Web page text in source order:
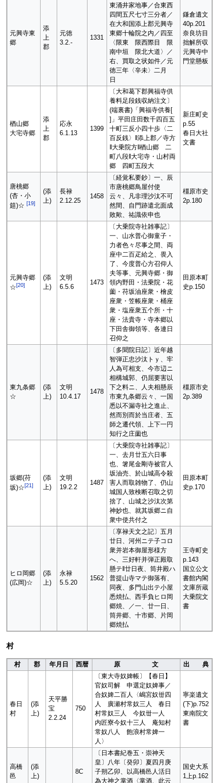
元興寺東
郷
添
上
郡
元徳
3.2.-
1331
東涌井家地事／合東西
四間五尺七寸三分者／
在大和国添上郡元興寺
東郷十輪院之内／四至
〈限東 限西際目 限
南中垣 限北大道〉／
右、買取之状如件／元
徳三年〈辛未〉二月
日
鎌倉遺文
40p.201
奈良坊目
拙解所収
元興寺中
門堂懸板
楢山郷
大宅寺郷
添
上
郡
応永
6.1.13
1399
〔大和葛下郡興福寺供
養料足段銭収納注文〕
(端裏書)「興福寺供養[
]」平田庄田数千四百五
十町三反小四十歩〈二
百反銭〉‖添上郡／寺方
‖大乗院方‖楢山郷 二
町八段‖大宅寺・山村両
郷 四町五段大
新庄町史
p.55
春日大社
文書
唐桃郷
(杏・小
筵)☆ [19]
(添
上)
長禄
2.12.25
1458
〔経覚私要鈔〕一、辰
市唐桃郷鳥屋付使
云々、凡非理沙汰不可
然間、自門跡遣北面成
敗歟、祐識依申也
橿原市史
2p.180
元興寺郷
☆[20]
(添
上)
文明
6.5.6
1473
〔大乗院寺社雑事記〕
一、山水普心御童子・
力者色々尽事之間、両
座中二百疋給之、畏入
了、今度普心方召仰人
夫等事、元興寺郷・御
領内野田・法乗院・花
薗・苻坂油座衆・檜皮
座衆・笠帳座衆・桶座
衆・塩座衆五个所・十
座・法貴寺・寺本郷以
下田舎御領等、各連日
召仰之
田原本町
史p.150
東九条郷
☆
(添
上)
文明
10.4.17
1478
〔多聞院日記〕近年越
智弾正忠沙汰トｙ、牢
人為可相支、今市辺ニ
相構城郭、仍屈要害以
下之料ニ、人夫相懸辰
市東九条郷云々、一国
悉以不漏寺社之進止、
然而別而於当庄者、五
師之遷代領、上下一円
知行之庄薗也
橿原市史
2p.389
坂郷(苻
坂)☆[21]
(添
上)
文明
19.2.2
1487
〔大乗院寺社雑事記〕
一、去月廿五六日事
也、箸尾金剛寺被官人
坂油売、於山城高令殺
害人而取雑物了、仍山
城国人致検断召取之切
捨了、山城之沙汰次第
神妙也、就其坂郷ニ自
衆中使共付之
田原本町
史p.170
ヒロ岡郷
(広岡)☆
(添
上)
永禄
5.5.20
1562
〔享禄天文之記〕五月
廿日、河州ニテ子コロ
衆并岩本御屋形様方
へ、三好軒并弾正殿取
懸テ‖廿日夜、筒井殿ハ
普提山寺マテ御落有、
同夜、多門山出テ小屋
悉焼払、西手負ヒロ岡
郷焼、／一、廿一日、
筒井郷、十市郷、片岡
郷焼払
王寺町史
p.143
国立公文
書館内閣
文庫所蔵
大乗院文
書
村
村 郡 年月日 西暦 原 文 出 典
春日
村
(添
上)
天平勝
宝
2.2.24
750
〔東大寺奴婢帳〕【春日】
官奴司解 申選定奴婢事／
合奴婢二百人〈嶋宮奴丗四
人 廣瀬村常奴三人 春日
村常奴三人 今奴丗一人
内匠寮今奴十三人 庵知村
常奴八人 飽浪村常婢一
人〉
寧楽遺文
(下)p.752
東南院文
書
高橋
邑
(添
上)
8C
〔日本書紀巻五・崇神天
皇〕八年〔癸卯〕夏四月庚
子朔乙卯、以高橋邑人活日
為大神之掌酒〈掌酒、此云
国史大系
1上p.162